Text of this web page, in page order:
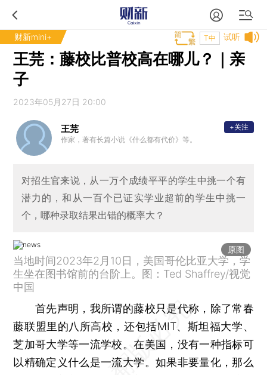
财新mini+ 试听
T中
王芫：藤校比普校高在哪儿？｜亲
子
2023年05月27日 20:00
王芫
作家，著有长篇小说《什么都有代价》等。
+关注
对招生官来说，从一万个成绩平平的学生中挑一个有
潜力的，和从一百个已证实学业超前的学生中挑一
个，哪种录取结果出错的概率大？
原图
当地时间2023年2月10日，美国哥伦比亚大学，学
生坐在图书馆前的台阶上。图：Ted Shaffrey/视觉
中国
首先声明，我所谓的藤校只是代称，除了常春
藤联盟里的八所高校，还包括MIT、斯坦福大学、
芝加哥大学等一流学校。在美国，没有一种指标可
以精确定义什么是一流大学。如果非要量化，那么